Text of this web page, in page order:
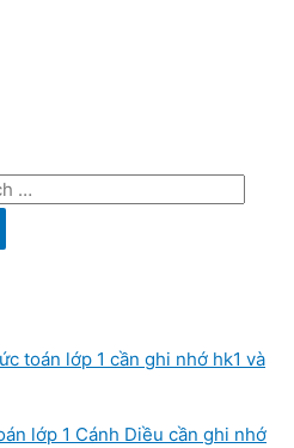
toán lớp 1 cần ghi nhớ hk1 và
lớp 1 Cánh Diều cần ghi nhớ